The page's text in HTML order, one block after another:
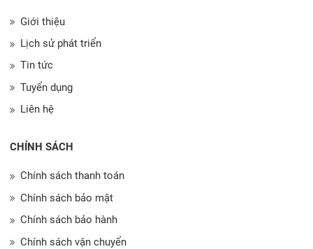
Giới thiệu
Lịch sử phát triển
Tin tức
Tuyển dụng
Liên hệ
CHÍNH SÁCH
Chính sách thanh toán
Chính sách bảo mật
Chính sách bảo hành
Chính sách vận chuyển